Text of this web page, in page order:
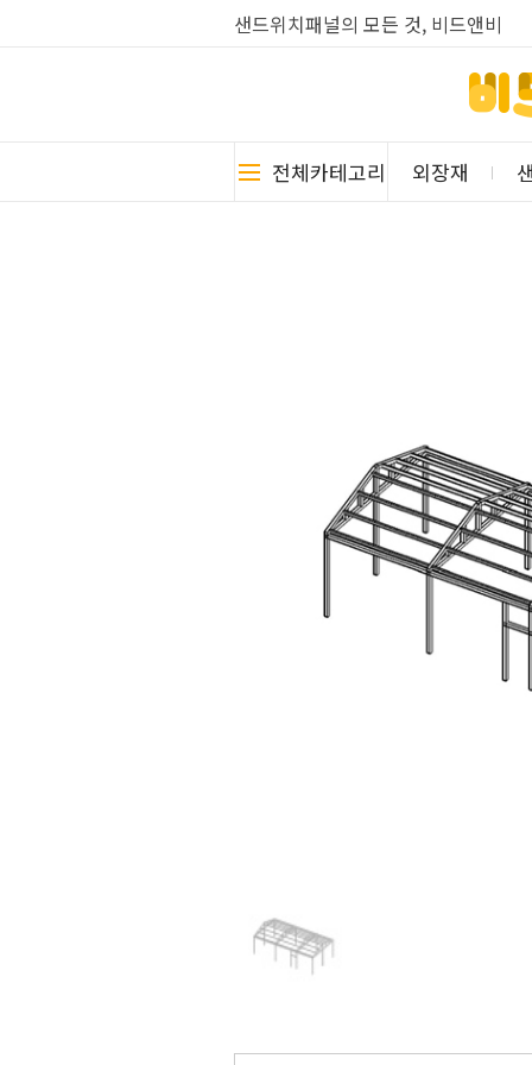
샌드위치패널의 모든 것, 비드앤비
전체카테고리 외장재